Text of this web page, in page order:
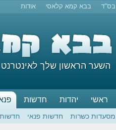
בס"ד בבא קמא קלאסי אודות
השער הראשון שלך לאינטרנט
ראשי יהדות חדשות
מסעדות כשרות חדשות פנאי